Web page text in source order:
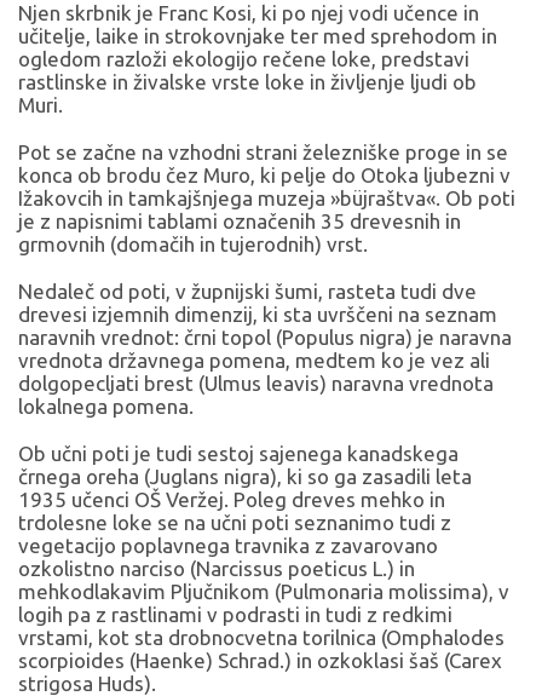
Njen skrbnik je Franc Kosi, ki po njej vodi učence in
učitelje, laike in strokovnjake ter med sprehodom in
ogledom razloži ekologijo rečene loke, predstavi
rastlinske in živalske vrste loke in življenje ljudi ob
Muri.
Pot se začne na vzhodni strani železniške proge in se
konca ob brodu čez Muro, ki pelje do Otoka ljubezni v
Ižakovcih in tamkajšnjega muzeja »büjraštva«. Ob poti
je z napisnimi tablami označenih 35 drevesnih in
grmovnih (domačih in tujerodnih) vrst.
Nedaleč od poti, v župnijski šumi, rasteta tudi dve
drevesi izjemnih dimenzij, ki sta uvrščeni na seznam
naravnih vrednot: črni topol (Populus nigra) je naravna
vrednota državnega pomena, medtem ko je vez ali
dolgopecljati brest (Ulmus leavis) naravna vrednota
lokalnega pomena.
Ob učni poti je tudi sestoj sajenega kanadskega
črnega oreha (Juglans nigra), ki so ga zasadili leta
1935 učenci OŠ Veržej. Poleg dreves mehko in
trdolesne loke se na učni poti seznanimo tudi z
vegetacijo poplavnega travnika z zavarovano
ozkolistno narciso (Narcissus poeticus L.) in
mehkodlakavim Pljučnikom (Pulmonaria molissima), v
logih pa z rastlinami v podrasti in tudi z redkimi
vrstami, kot sta drobnocvetna torilnica (Omphalodes
scorpioides (Haenke) Schrad.) in ozkoklasi šaš (Carex
strigosa Huds).